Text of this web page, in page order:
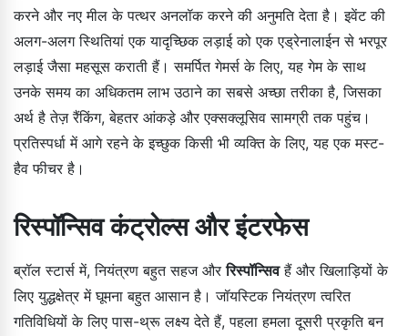
करने और नए मील के पत्थर अनलॉक करने की अनुमति देता है। इवेंट की
अलग-अलग स्थितियां एक यादृच्छिक लड़ाई को एक एड्रेनालाईन से भरपूर
लड़ाई जैसा महसूस कराती हैं। समर्पित गेमर्स के लिए, यह गेम के साथ
उनके समय का अधिकतम लाभ उठाने का सबसे अच्छा तरीका है, जिसका
अर्थ है तेज़ रैंकिंग, बेहतर आंकड़े और एक्सक्लूसिव सामग्री तक पहुंच।
प्रतिस्पर्धा में आगे रहने के इच्छुक किसी भी व्यक्ति के लिए, यह एक मस्ट-
हैव फीचर है।
रिस्पॉन्सिव कंट्रोल्स और इंटरफेस
ब्रॉल स्टार्स में, नियंत्रण बहुत सहज औररिस्पॉन्सिवहैं और खिलाड़ियों के
लिए युद्धक्षेत्र में घूमना बहुत आसान है। जॉयस्टिक नियंत्रण त्वरित
गतिविधियों के लिए पास-थ्रू लक्ष्य देते हैं, पहला हमला दूसरी प्रकृति बन